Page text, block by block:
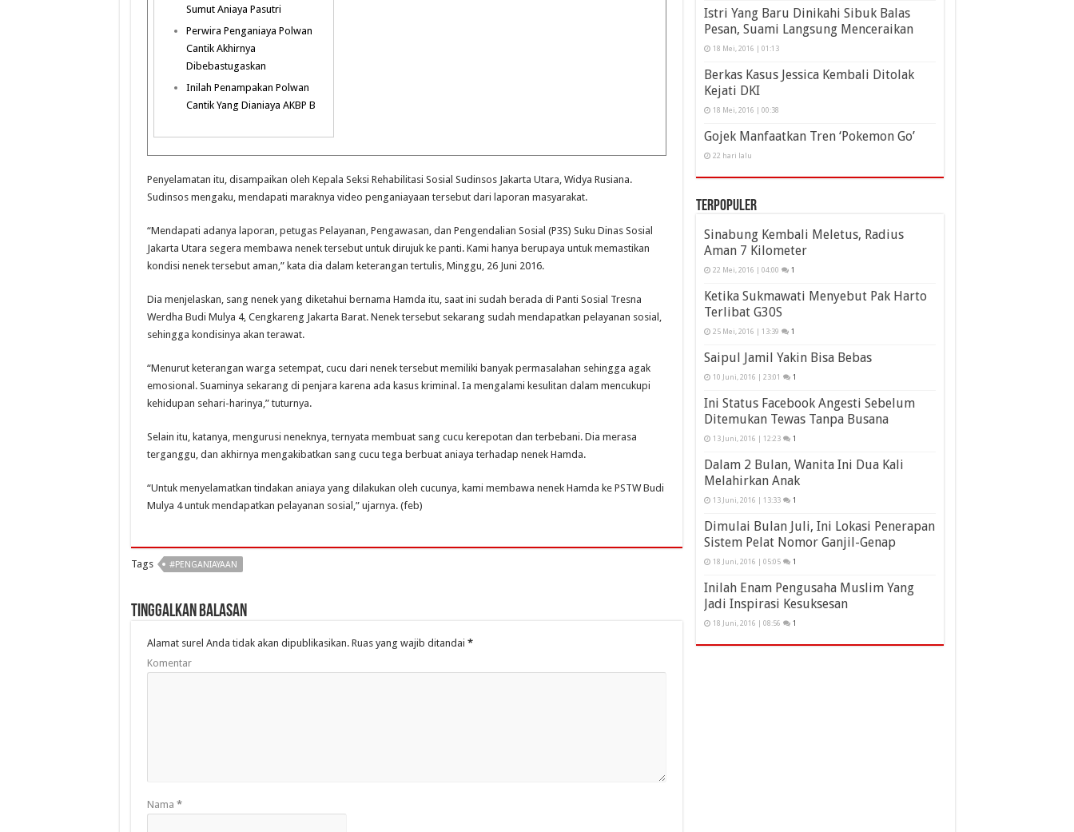
Sumut Aniaya Pasutri
Perwira Penganiaya Polwan
Cantik Akhirnya
Dibebastugaskan
Inilah Penampakan Polwan
Cantik Yang Dianiaya AKBP B
Penyelamatan itu, disampaikan oleh Kepala Seksi Rehabilitasi Sosial Sudinsos Jakarta Utara, Widya Rusiana.
Sudinsos mengaku, mendapati maraknya video penganiayaan tersebut dari laporan masyarakat.
“Mendapati adanya laporan, petugas Pelayanan, Pengawasan, dan Pengendalian Sosial (P3S) Suku Dinas Sosial
Jakarta Utara segera membawa nenek tersebut untuk dirujuk ke panti. Kami hanya berupaya untuk memastikan
kondisi nenek tersebut aman,” kata dia dalam keterangan tertulis, Minggu, 26 Juni 2016.
Dia menjelaskan, sang nenek yang diketahui bernama Hamda itu, saat ini sudah berada di Panti Sosial Tresna
Werdha Budi Mulya 4, Cengkareng Jakarta Barat. Nenek tersebut sekarang sudah mendapatkan pelayanan sosial,
sehingga kondisinya akan terawat.
“Menurut keterangan warga setempat, cucu dari nenek tersebut memiliki banyak permasalahan sehingga agak
emosional. Suaminya sekarang di penjara karena ada kasus kriminal. Ia mengalami kesulitan dalam mencukupi
kehidupan sehari-harinya,” tuturnya.
Selain itu, katanya, mengurusi neneknya, ternyata membuat sang cucu kerepotan dan terbebani. Dia merasa
terganggu, dan akhirnya mengakibatkan sang cucu tega berbuat aniaya terhadap nenek Hamda.
“Untuk menyelamatkan tindakan aniaya yang dilakukan oleh cucunya, kami membawa nenek Hamda ke PSTW Budi
Mulya 4 untuk mendapatkan pelayanan sosial,” ujarnya. (feb)
Tags #PENGANIAYAAN
Tinggalkan Balasan
Alamat surel Anda tidak akan dipublikasikan.Ruas yang wajib ditandai *
Komentar
Nama *
Istri Yang Baru Dinikahi Sibuk Balas
Pesan, Suami Langsung Menceraikan
18 Mei, 2016 | 01:13
Berkas Kasus Jessica Kembali Ditolak
Kejati DKI
18 Mei, 2016 | 00:38
Gojek Manfaatkan Tren ‘Pokemon Go’
22 hari lalu
Terpopuler
Sinabung Kembali Meletus, Radius
Aman 7 Kilometer
22 Mei, 2016 | 04:00 1
Ketika Sukmawati Menyebut Pak Harto
Terlibat G30S
25 Mei, 2016 | 13:39 1
Saipul Jamil Yakin Bisa Bebas
10 Juni, 2016 | 23:01 1
Ini Status Facebook Angesti Sebelum
Ditemukan Tewas Tanpa Busana
13 Juni, 2016 | 12:23 1
Dalam 2 Bulan, Wanita Ini Dua Kali
Melahirkan Anak
13 Juni, 2016 | 13:33 1
Dimulai Bulan Juli, Ini Lokasi Penerapan
Sistem Pelat Nomor Ganjil-Genap
18 Juni, 2016 | 05:05 1
Inilah Enam Pengusaha Muslim Yang
Jadi Inspirasi Kesuksesan
18 Juni, 2016 | 08:56 1